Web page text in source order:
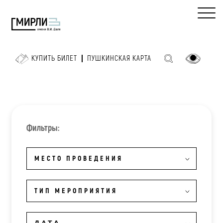
КУПИТЬ БИЛЕТ ПУШКИНСКАЯ КАРТА
Фильтры:
МЕСТО ПРОВЕДЕНИЯ
ТИП МЕРОПРИЯТИЯ